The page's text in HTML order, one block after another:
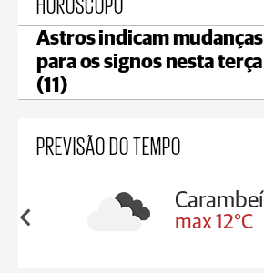
Astros indicam mudanças
para os signos nesta terça
(11)
PREVISÃO DO TEMPO
Carambeí
min 11°C